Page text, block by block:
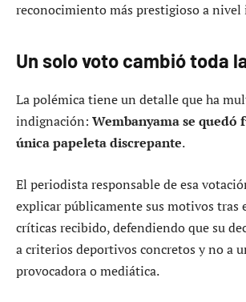
reconocimiento más prestigioso a
Un solo voto cambió toda
La polémica tiene un detalle que ha
indignación: Wembanyama se quedó
única papeleta discrepante.
El periodista responsable de esa
explicar públicamente sus motivos tras
críticas recibido, defendiendo que su
a criterios deportivos concretos y no a
provocadora o mediática.